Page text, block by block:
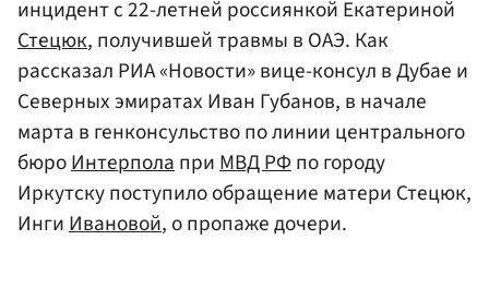
инцидент с 22-летней россиянкой Екатериной
Стецюк, получившей травмы в ОАЭ. Как
рассказал РИА «Новости» вице-консул в Дубае и
Северных эмиратах Иван Губанов, в начале
марта в генконсульство по линии центрального
бюроИнтерполаприМВД РФпо городу
Иркутску поступило обращение матери Стецюк,
ИнгиИвановой, о пропаже дочери.